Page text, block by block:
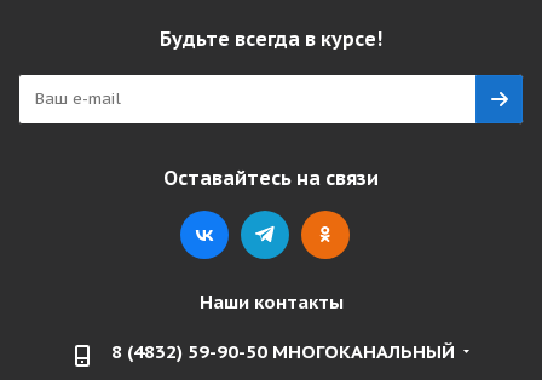
Будьте всегда в курсе!
Оставайтесь на связи
Наши контакты
8 (4832) 59-90-50 МНОГОКАНАЛЬНЫЙ